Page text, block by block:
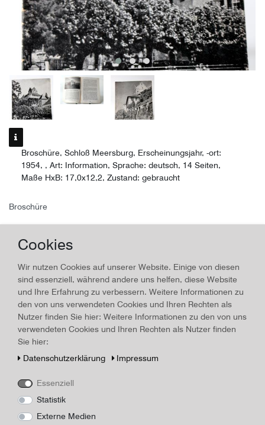
Broschüre, Schloß Meersburg, Erscheinungsjahr, -ort:
1954, , Art: Information, Sprache: deutsch, 14 Seiten,
Maße HxB: 17,0x12,2, Zustand: gebraucht
Broschüre
Technisches
Merkmal
Wert
Art.-ID 16252
Beschreibung
Broschüre "Schloß Meersburg" 1954, OBroschur, 14 Seiten,
mehrere Bilder, Maße 17,0 x 12,2 cm, Gebrauchsspuren,
Rückseite Abrieb, Vorderseite Ecke rechts unten geknickt
Herausgeber/Autor
15,00 EUR
Cookies
Wir nutzen Cookies auf unserer Website. Einige von diesen
sind essenziell, während andere uns helfen, diese Website
und Ihre Erfahrung zu verbessern. Weitere Informationen zu
den von uns verwendeten Cookies und Ihren Rechten als
Nutzer finden Sie hier: Weitere Informationen zu den von uns
verwendeten Cookies und Ihren Rechten als Nutzer finden
Sie hier:
Daten­schutz­erklärung
Impressum
Essenziell
Statistik
Externe Medien